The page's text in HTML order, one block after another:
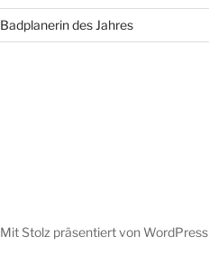
Badplanerin des Jahres
Mit Stolz präsentiert von WordPress